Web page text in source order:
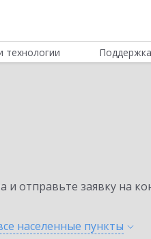
отправьте заявку на
населенные пункты